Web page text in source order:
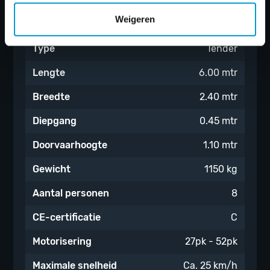
Weigeren
Type Tender
Lengte 6.00 mtr
Breedte 2.40 mtr
Diepgang 0.45 mtr
Doorvaarhoogte 1.10 mtr
Gewicht 1150 kg
Aantal personen 8
CE-certificatie C
Motorisering 27pk - 52pk
Maximale snelheid Ca. 25 km/h